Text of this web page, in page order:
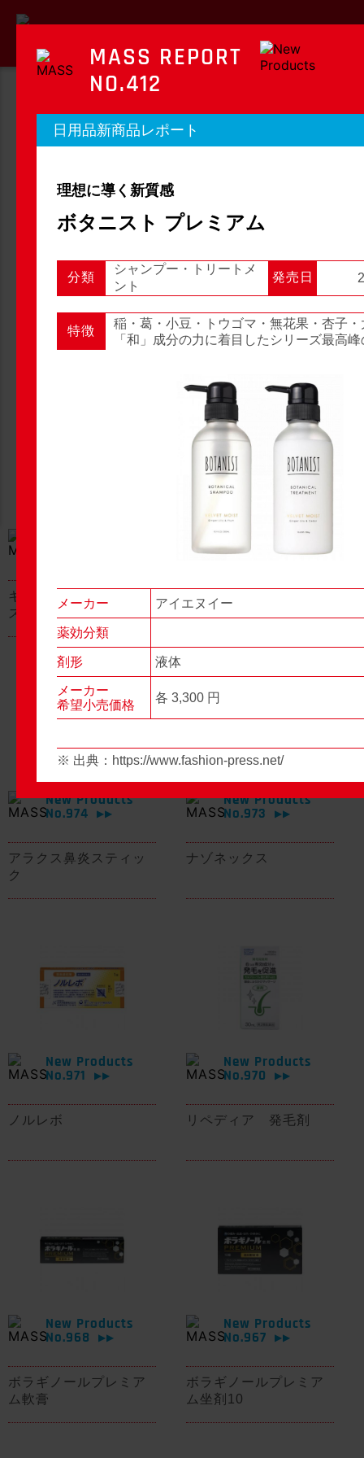
MASS REPORT
マスレポート
OTC新商品レポート
OTC新商品レポート 店頭観察
キャベジンコーワαプラ
ス顆粒
New Products
No.976
▶▶
グロンサン用刃棒
New Products
No.974
▶▶
アラクス鼻炎スティッ
ク
New Products
No.973
▶▶
ナゾネックス
New Products
No.971
▶▶
ノルレボ
New Products
No.970
▶▶
リペディア 発毛剤
New Products
No.968
▶▶
ボラギノールプレミア
ム軟膏
New Products
No.967
▶▶
ボラギノールプレミア
ム坐剤10
MASS REPORT
NO.412
日用品新商品レポート
理想に導く新質感
ボタニスト プレミアム
分類
シャンプー・トリートメ
ント
発売日
特徴
稲・葛・小豆・トウゴマ・無花果・杏子
「和」成分の力に着目したシリーズ最高
メーカー アイエヌイー
薬効分類
剤形 液体
メーカー
希望小売価格
各 3,300 円
※ 出典： https://www.fashion-press.net/